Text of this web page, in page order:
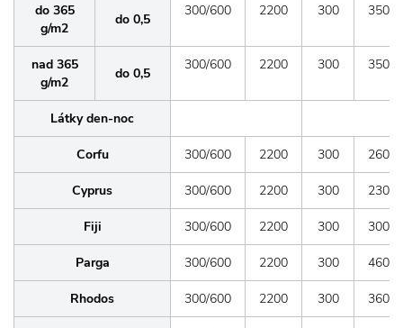
do 365
g/m2
do 0,5
300/600 2200 300 3500
nad 365
g/m2
do 0,5
300/600 2200 300 3500
Látky den-noc
Corfu 300/600 2200 300 2600
Cyprus 300/600 2200 300 2300
Fiji 300/600 2200 300 3000
Parga 300/600 2200 300 4600
Rhodos 300/600 2200 300 3600